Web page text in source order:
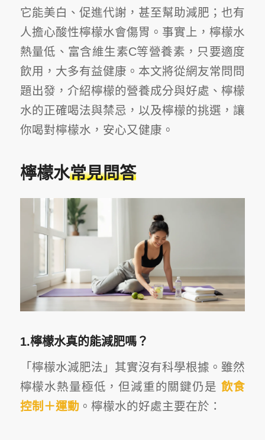
它能美白、促進代謝，甚至幫助減肥；也有
人擔心酸性檸檬水會傷胃。事實上，檸檬水
熱量低、富含維生素C等營養素，只要適度
飲用，大多有益健康。本文將從網友常問問
題出發，介紹檸檬的營養成分與好處、檸檬
水的正確喝法與禁忌，以及檸檬的挑選，讓
你喝對檸檬水，安心又健康。
檸檬水常見問答
1.檸檬水真的能減肥嗎？
「檸檬水減肥法」其實沒有科學根據。雖然
檸檬水熱量極低，但減重的關鍵仍是 飲食
控制＋運動。檸檬水的好處主要在於：